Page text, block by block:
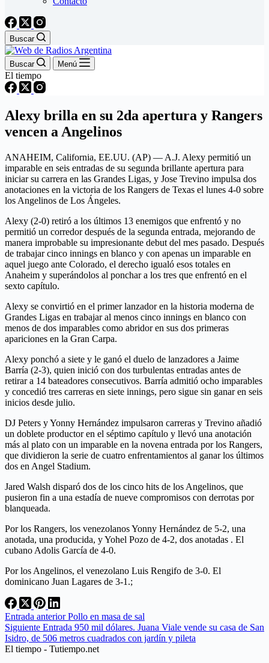
Buscar
Buscar Menú
El tiempo
Alexy brilla en su 2da apertura y Rangers
vencen a Angelinos
ANAHEIM, California, EE.UU. (AP) — A.J. Alexy permitió un
imparable en seis entradas de su segunda brillante apertura para
iniciar su carrera en las Grandes Ligas, y Jose Trevino impulsa dos
anotaciones en la victoria de los Rangers de Texas el lunes 4-0 sobre
los Angelinos de Los Ángeles.
Alexy (2-0) retiró a los últimos 13 enemigos que enfrentó y no
permitió un corredor después de la segunda entrada, mejorando de
manera improbable su impresionante debut del mes pasado. Después
de trabajar cinco innings en blanco y con apenas un imparable en
aquel juego ante Colorado, el derecho igualó esos totales en
Anaheim y superándolos al ponchar a los tres que enfrentó en el
sexto capítulo.
Alexy se convirtió en el primer lanzador en la historia moderna de
Grandes Ligas en trabajar al menos cinco innings en blanco con
menos de dos imparables como abridor en sus dos primeras
apariciones en la Gran Carpa.
Alexy ponchó a siete y le ganó el duelo de lanzadores a Jaime
Barría (2-3), quien inició con dos turbulentas entradas antes de
retirar a 14 bateadores consecutivos. Barría admitió ocho imparables
y concedió tres carreras en siete innings, pero sigue sin ganar en seis
inicios desde julio.
DJ Peters y Yonny Hernández impulsaron carreras y Trevino añadió
un doblete productor en el séptimo capítulo y llevó una anotación
más al plato con un imparable en la novena entrada por los Rangers,
que dividieron la serie de cuatro enfrentamientos al ganar los últimos
dos en Angel Stadium.
Jared Walsh disparó dos de los cinco hits de los Angelinos, que
pusieron fin a una estadía de nueve compromisos con derrotas por
blanqueada.
Por los Rangers, los venezolanos Yonny Hernández de 5-2, una
anotada, una producida, y Yohel Pozo de 4-2, dos anotadas . El
cubano Adolis García de 4-0.
Por los Angelinos, el venezolano Luis Rengifo de 3-0. El
dominicano Juan Lagares de 3-1.;
Entrada anteriorPollo en masa de sal
Siguiente Entrada 950 mil dólares. Juana Viale vende su casa de San
Isidro, de 506 metros cuadrados con jardín y pileta
El tiempo - Tutiempo.net